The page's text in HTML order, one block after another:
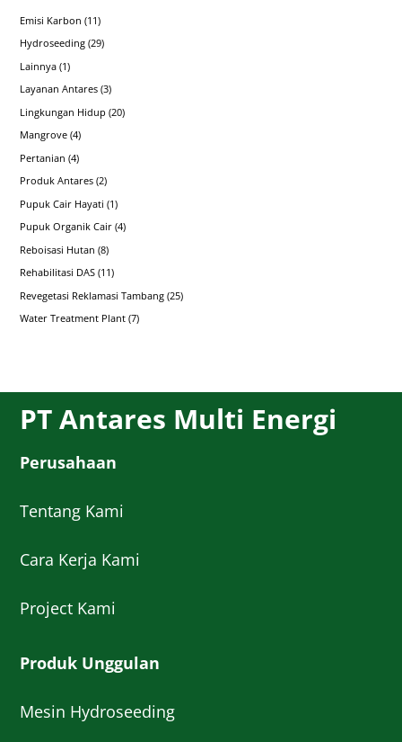
Emisi Karbon (11)
Hydroseeding (29)
Lainnya (1)
Layanan Antares (3)
Lingkungan Hidup (20)
Mangrove (4)
Pertanian (4)
Produk Antares (2)
Pupuk Cair Hayati (1)
Pupuk Organik Cair (4)
Reboisasi Hutan (8)
Rehabilitasi DAS (11)
Revegetasi Reklamasi Tambang (25)
Water Treatment Plant (7)
PT Antares Multi Energi
Perusahaan
Tentang Kami
Cara Kerja Kami
Project Kami
Produk Unggulan
Mesin Hydroseeding